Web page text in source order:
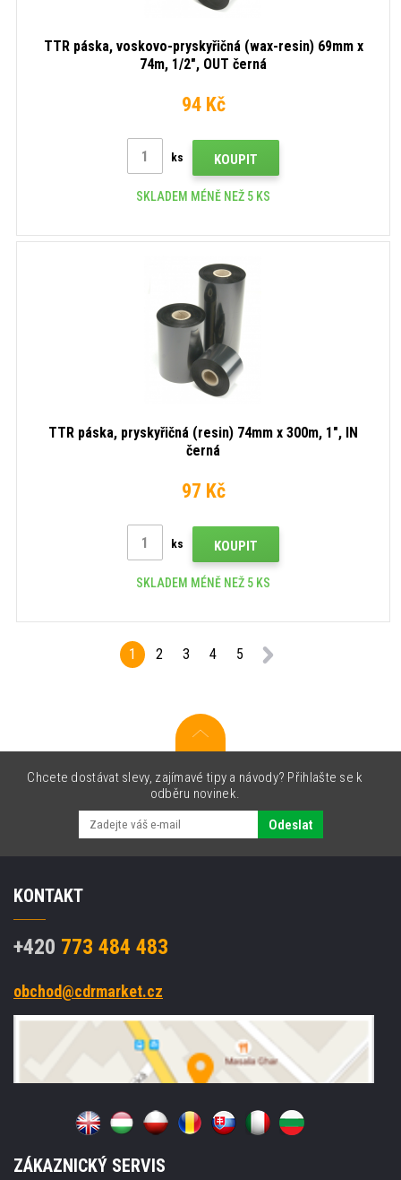
TTR páska, voskovo-pryskyřičná (wax-resin) 69mm x
74m, 1/2", OUT černá
94 Kč
ks KOUPIT
SKLADEM MÉNĚ NEŽ 5 KS
TTR páska, pryskyřičná (resin) 74mm x 300m, 1", IN
černá
97 Kč
ks KOUPIT
SKLADEM MÉNĚ NEŽ 5 KS
1 2 3 4 5
Chcete dostávat slevy, zajímavé tipy a návody? Přihlašte se k
odběru novinek.
Odeslat
KONTAKT
+420 773 484 483
obchod@cdrmarket.cz
ZÁKAZNICKÝ SERVIS